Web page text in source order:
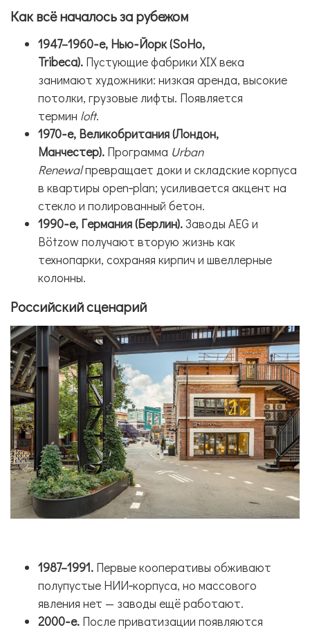
Как всё началось за рубежом
1947–1960‑е, Нью‑Йорк (SoHo,
Tribeca). Пустующие фабрики XIX века
занимают художники: низкая аренда, высокие
потолки, грузовые лифты. Появляется
термин loft.
1970‑е, Великобритания (Лондон,
Манчестер). Программа Urban
Renewalпревращает доки и складские корпуса
в квартиры open‑plan; усиливается акцент на
стекло и полированный бетон.
1990‑е, Германия (Берлин).Заводы AEG и
Bötzow получают вторую жизнь как
технопарки, сохраняя кирпич и швеллерные
колонны.
Российский сценарий
1987–1991. Первые кооперативы обживают
полупустые НИИ‑корпуса, но массового
явления нет — заводы ещё работают.
2000‑е. После приватизации появляются